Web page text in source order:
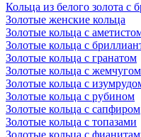
Кольца из белого золота с
Золотые женские кольца
Золотые кольца с
Золотые кольца с
Золотые кольца с гранатом
Золотые кольца с жемчугом
Золотые кольца с
Золотые кольца с рубином
Золотые кольца с сапфиром
Золотые кольца с топазами
Золотые кольца с